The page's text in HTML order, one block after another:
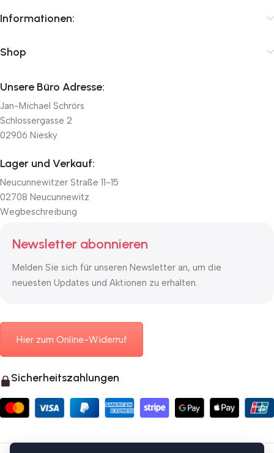
Informationen:
Shop
Unsere Büro Adresse:
Jan-Michael Schrörs
Schlossergasse 2
02906 Niesky
Lager und Verkauf:
Neucunnewitzer Straße 11-15
02708 Neucunnewitz
Wegbeschreibung
Newsletter abonnieren
Melden Sie sich für unseren Newsletter an, um die
neuesten Updates und Aktionen zu erhalten.
Hier zum Online-Widerruf
Sicherheitszahlungen